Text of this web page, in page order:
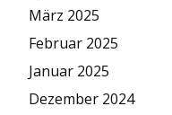
März 2025
Februar 2025
Januar 2025
Dezember 2024